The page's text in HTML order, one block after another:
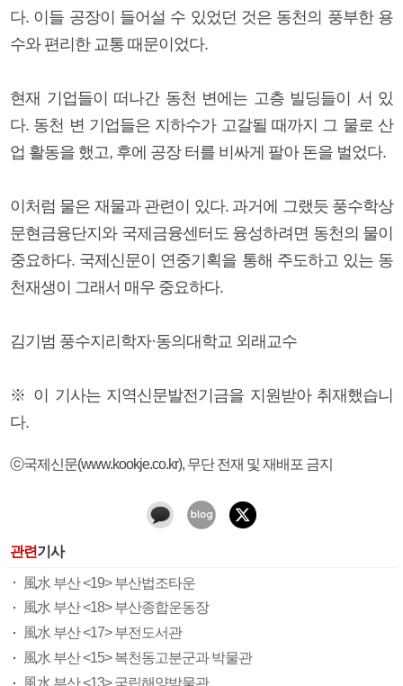
다. 이들 공장이 들어설 수 있었던 것은 동천의 풍부한 용
수와 편리한 교통 때문이었다.
현재 기업들이 떠나간 동천 변에는 고층 빌딩들이 서 있
다. 동천 변 기업들은 지하수가 고갈될 때까지 그 물로 산
업 활동을 했고, 후에 공장 터를 비싸게 팔아 돈을 벌었다.
이처럼 물은 재물과 관련이 있다. 과거에 그랬듯 풍수학상
문현금융단지와 국제금융센터도 융성하려면 동천의 물이
중요하다. 국제신문이 연중기획을 통해 주도하고 있는 동
천재생이 그래서 매우 중요하다.
김기범 풍수지리학자·동의대학교 외래교수
※ 이 기사는 지역신문발전기금을 지원받아 취재했습니
다.
ⓒ국제신문(www.kookje.co.kr), 무단 전재 및 재배포 금지
관련기사
風水 부산 <19> 부산법조타운
風水 부산 <18> 부산종합운동장
風水 부산 <17> 부전도서관
風水 부산 <15> 복천동고분군과 박물관
風水 부산 <13> 국립해양박물관